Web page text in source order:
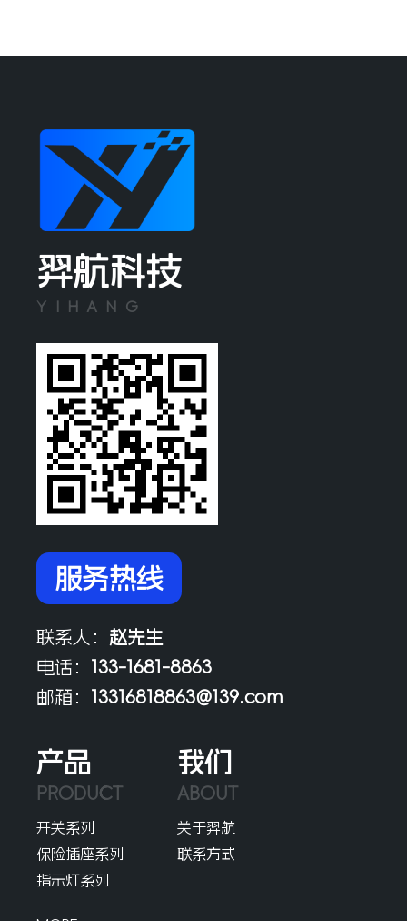
羿航科技
YIHANG
服务热线
联系人： 赵先生
电话： 133-1681-8863
邮箱： 13316818863@139.com
产品
PRODUCT
开关系列
保险插座系列
指示灯系列
我们
ABOUT
关于羿航
联系方式